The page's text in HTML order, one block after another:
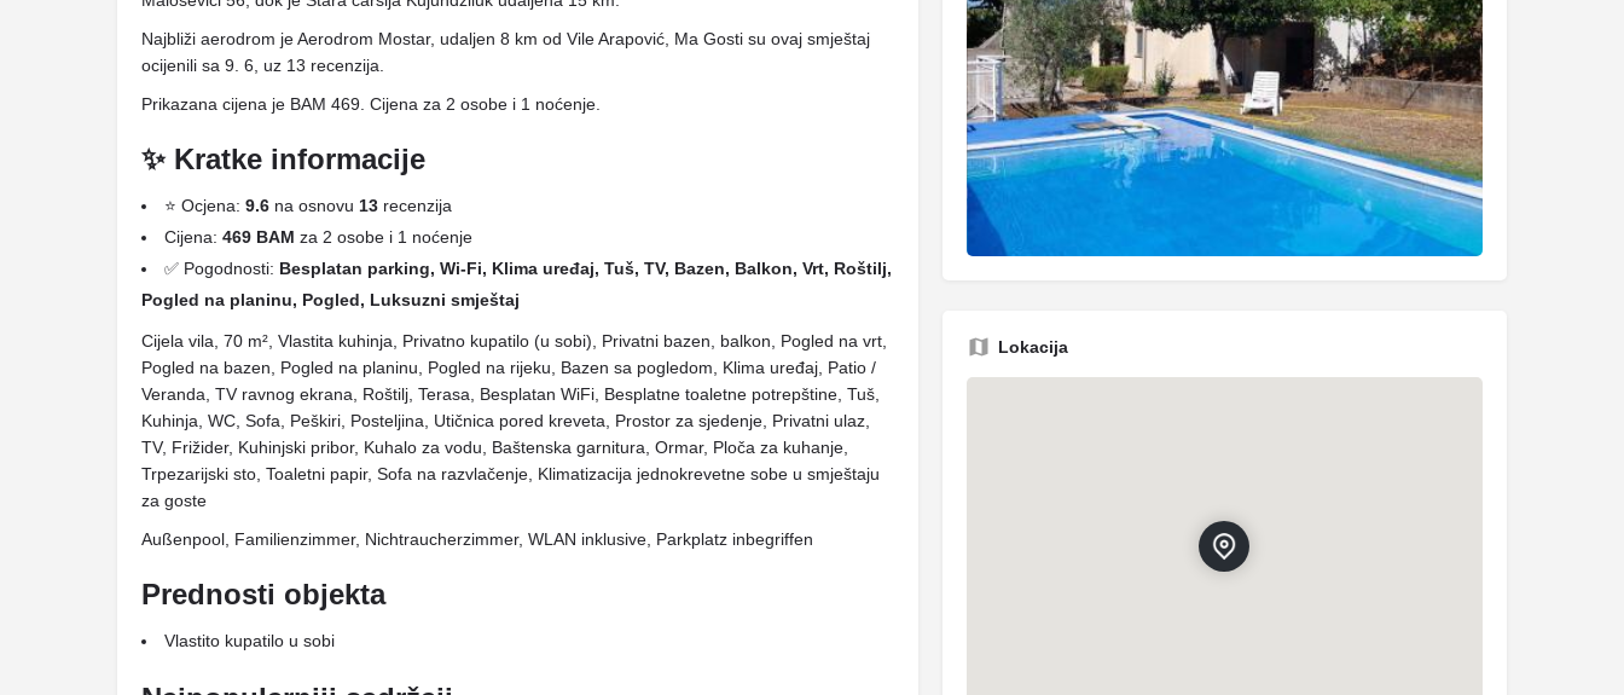
Najbliži aerodrom je Aerodrom Mostar, udaljen 8 km od Vile Arapović, Ma Gosti su ovaj smještaj
ocijenili sa 9. 6, uz 13 recenzija.
Prikazana cijena je BAM 469. Cijena za 2 osobe i 1 noćenje.
✨ Kratke informacije
⭐ Ocjena: 9.6 na osnovu 13 recenzija
Cijena: 469 BAM za 2 osobe i 1 noćenje
✅ Pogodnosti: Besplatan parking, Wi-Fi, Klima uređaj, Tuš, TV, Bazen, Balkon, Vrt, Roštilj,
Pogled na planinu, Pogled, Luksuzni smještaj
Cijela vila, 70 m², Vlastita kuhinja, Privatno kupatilo (u sobi), Privatni bazen, balkon, Pogled na vrt,
Pogled na bazen, Pogled na planinu, Pogled na rijeku, Bazen sa pogledom, Klima uređaj, Patio /
Veranda, TV ravnog ekrana, Roštilj, Terasa, Besplatan WiFi, Besplatne toaletne potrepštine, Tuš,
Kuhinja, WC, Sofa, Peškiri, Posteljina, Utičnica pored kreveta, Prostor za sjedenje, Privatni ulaz,
TV, Frižider, Kuhinjski pribor, Kuhalo za vodu, Baštenska garnitura, Ormar, Ploča za kuhanje,
Trpezarijski sto, Toaletni papir, Sofa na razvlačenje, Klimatizacija jednokrevetne sobe u smještaju
za goste
Außenpool, Familienzimmer, Nichtraucherzimmer, WLAN inklusive, Parkplatz inbegriffen
Prednosti objekta
Vlastito kupatilo u sobi
Lokacija